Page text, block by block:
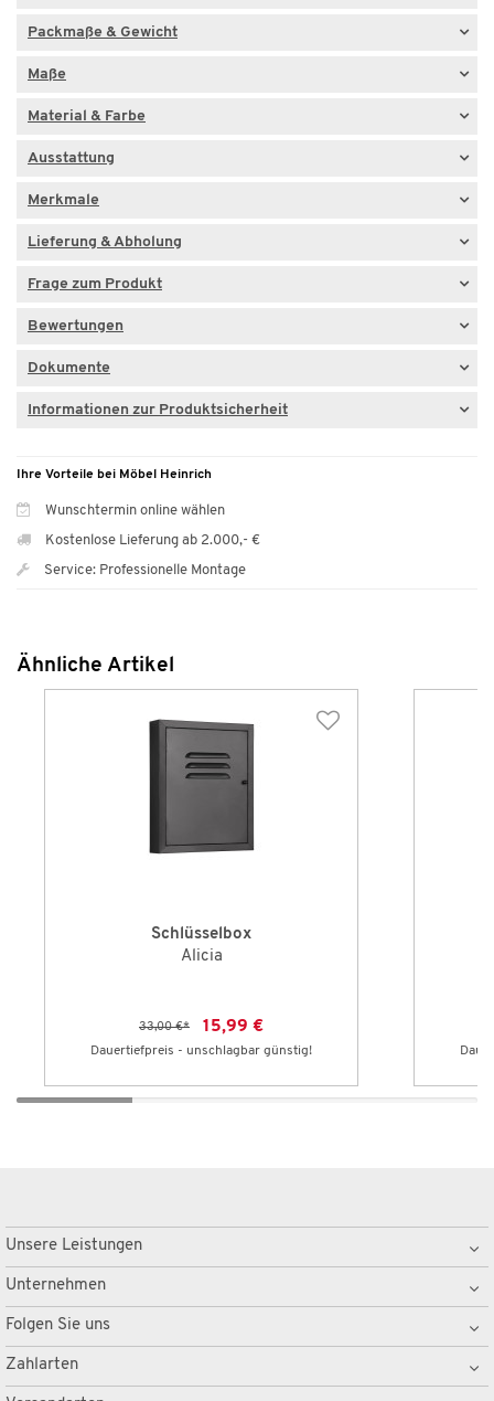
Packmaße & Gewicht
Maße
Material & Farbe
Ausstattung
Merkmale
Lieferung & Abholung
Frage zum Produkt
Bewertungen
Dokumente
Informationen zur Produktsicherheit
Ihre Vorteile bei Möbel Heinrich
Wunschtermin online wählen
Kostenlose Lieferung ab 2.000,- €
Service: Professionelle Montage
Ähnliche Artikel
Schlüsselbox
Alicia
33,00 €* 15,99 €
Dauertiefpreis - unschlagbar günstig!
Unsere Leistungen
Unternehmen
Folgen Sie uns
Zahlarten